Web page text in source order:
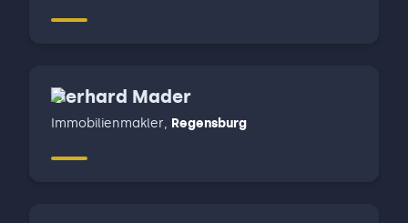
Gerhard Mader
Immobilienmakler, Regensburg